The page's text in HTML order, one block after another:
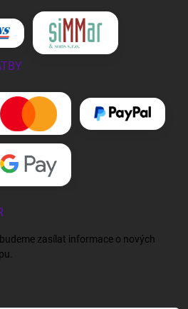
zasílat informace o nových